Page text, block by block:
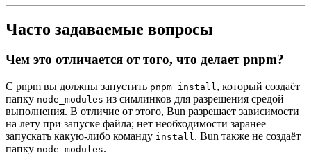
Часто задаваемые вопросы
Чем это отличается от того, что делает pnpm?
С pnpm вы должны запустить pnpm install, который создаёт
папку node_modules из симлинков для разрешения средой
выполнения. В отличие от этого, Bun разрешает зависимости
на лету при запуске файла; нет необходимости заранее
запускать какую-либо команду install. Bun также не создаёт
папку node_modules.